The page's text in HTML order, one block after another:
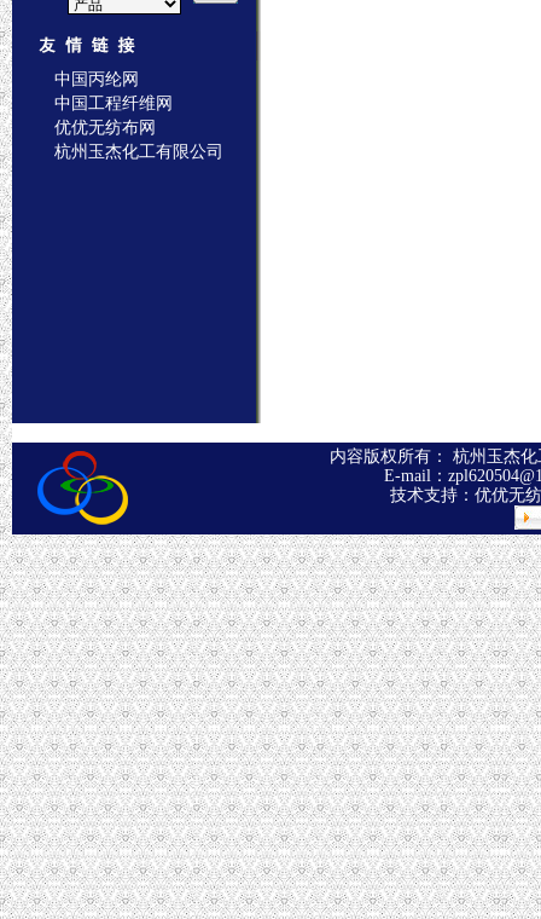
中国丙纶网
中国工程纤维网
优优无纺布网
杭州玉杰化工有限公司
内容版权所有： 杭州玉杰
E-mail：
技术支持： 优优无